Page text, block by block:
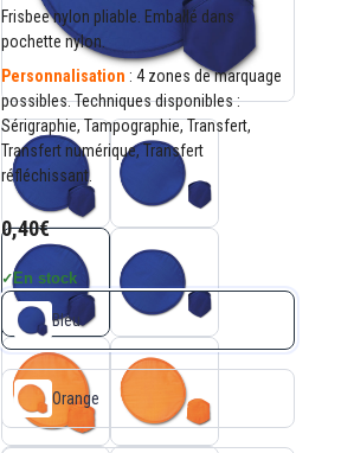
Frisbee nylon pliable. Emballé dans
pochette nylon.
Personnalisation : 4 zones de marquage
possibles. Techniques disponibles :
Sérigraphie, Tampographie, Transfert,
Transfert numérique, Transfert
réfléchissant.
0,40€
✓En stock
Bleu
Orange